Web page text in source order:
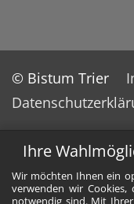
Ihre
Wir möchten Ihnen ein
verwenden wir
notwendig sind. Mit
© Bistum Trier